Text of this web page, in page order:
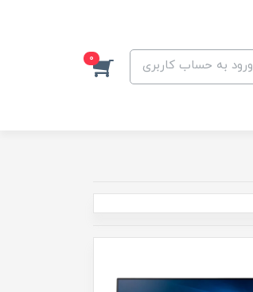
ورود به حساب کاربری 0